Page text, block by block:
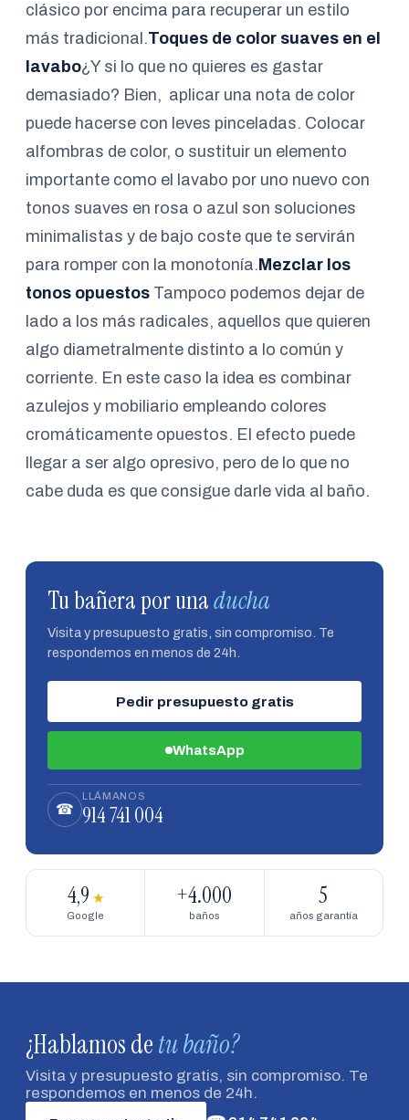
clásico por encima para recuperar un estilo
más tradicional.Toques de color suaves en el
lavabo¿Y si lo que no quieres es gastar
demasiado? Bien, aplicar una nota de color
puede hacerse con leves pinceladas. Colocar
alfombras de color, o sustituir un elemento
importante como el lavabo por uno nuevo con
tonos suaves en rosa o azul son soluciones
minimalistas y de bajo coste que te servirán
para romper con la monotonía. Mezclar los
tonos opuestos Tampoco podemos dejar de
lado a los más radicales, aquellos que quieren
algo diametralmente distinto a lo común y
corriente. En este caso la idea es combinar
azulejos y mobiliario empleando colores
cromáticamente opuestos. El efecto puede
llegar a ser algo opresivo, pero de lo que no
cabe duda es que consigue darle vida al baño.
Tu bañera por unaducha
Visita y presupuesto gratis, sin compromiso. Te
respondemos en menos de 24h.
Pedir presupuesto gratis
WhatsApp
☎
LLÁMANOS
914 741 004
4,9 ★
Google
+4.000
baños
5
años garantía
¿Hablamos detu baño?
Visita y presupuesto gratis, sin compromiso. Te
respondemos en menos de 24h.